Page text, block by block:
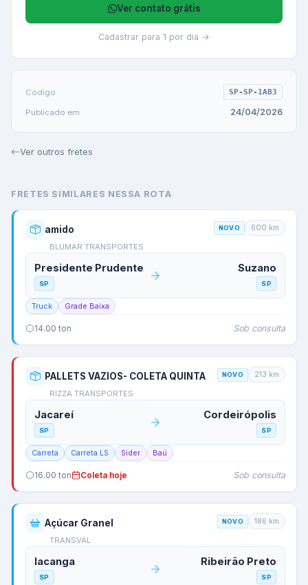
Ver contato grátis
Cadastrar para 1 por dia →
Código SP-SP-1AB3
Publicado em 24/04/2026
Ver outros fretes
FRETES SIMILARES NESSA ROTA
amido
BLUMAR TRANSPORTES
NOVO 600 km
Presidente Prudente
SP
Suzano
SP
Truck Grade Baixa
14.00 ton Sob consulta
PALLETS VAZIOS- COLETA QUINTA
RIZZA TRANSPORTES
NOVO 213 km
Jacareí
SP
Cordeirópolis
SP
Carreta Carreta LS Sider Baú
16.00 ton Coleta hoje Sob consulta
Açúcar Granel
TRANSVAL
NOVO 186 km
Iacanga
SP
Ribeirão Preto
SP